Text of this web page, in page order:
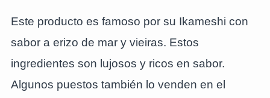
Este producto es famoso por su Ikameshi con
sabor a erizo de mar y vieiras. Estos
ingredientes son lujosos y ricos en sabor.
Algunos puestos también lo venden en el